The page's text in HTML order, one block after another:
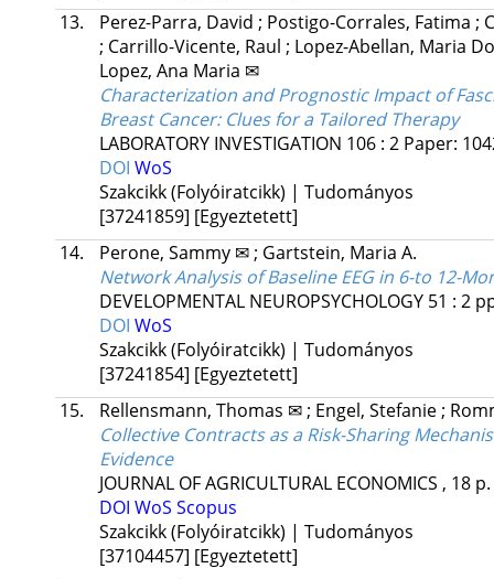
13.
Perez-Parra, David ; Postigo-Corrales, Fatima ;
; Carrillo-Vicente, Raul ; Lopez-Abellan, Maria
Lopez, Ana Maria ✉
Characterization and Prognostic Impact of
Breast Cancer: Clues for a Tailored Therapy
LABORATORY INVESTIGATION 106: 2 Paper:
DOI WoS
Szakcikk (Folyóiratcikk) | Tudományos
[37241859] [Egyeztetett]
14.
Perone, Sammy ✉; Gartstein, Maria A.
Network Analysis of Baseline EEG in 6-to 12-
DEVELOPMENTAL NEUROPSYCHOLOGY 51 : 2
DOI WoS
Szakcikk (Folyóiratcikk) | Tudományos
[37241854] [Egyeztetett]
15.
Rellensmann, Thomas ✉; Engel, Stefanie;
Collective Contracts as a Risk-Sharing
Evidence
JOURNAL OF AGRICULTURAL ECONOMICS , 18 p.
DOI WoS Scopus
Szakcikk (Folyóiratcikk) | Tudományos
[37104457] [Egyeztetett]